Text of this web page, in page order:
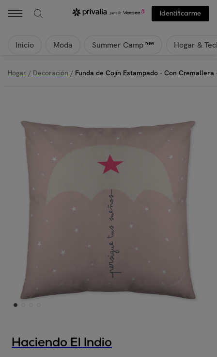
Identificarme
Inicio Moda Summer Camp new Hogar &
Hogar / Decoración / Funda de Cojín Estampado - Con
Haciendo El Indio